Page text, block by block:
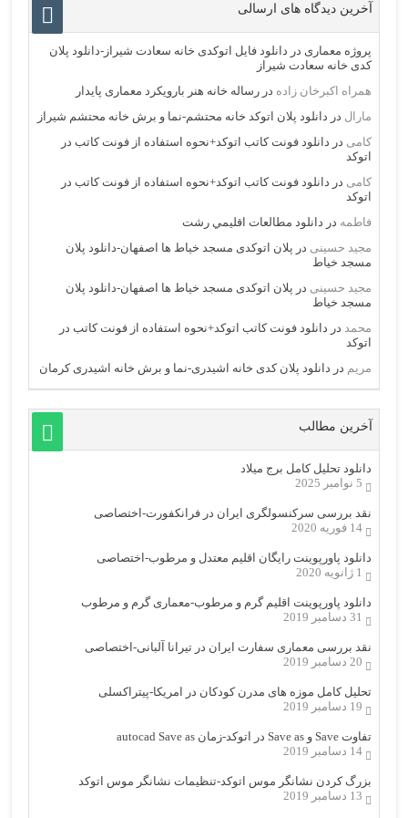
آخرین دیدگاه های ارسالی
پروژه معماری در دانلود فایل اتوکدی خانه سعادت شیراز-دانلود پلان
کدی خانه سعادت شیراز
همراه اکبرخان زاده دررساله خانه هنر بارویکرد معماری پایدار
مارال در دانلود پلان اتوکد خانه محتشم-نما و برش خانه محتشم شیراز
کامی در دانلود فونت کاتب اتوکد+نحوه استفاده از فونت کاتب در
اتوکد
کامی در دانلود فونت کاتب اتوکد+نحوه استفاده از فونت کاتب در
اتوکد
فاطمه در دانلود مطالعات اقليمي رشت
مجید حسینی در پلان اتوکدی مسجد خیاط ها اصفهان-دانلود پلان
مسجد خیاط
مجید حسینی در پلان اتوکدی مسجد خیاط ها اصفهان-دانلود پلان
مسجد خیاط
محمد در دانلود فونت کاتب اتوکد+نحوه استفاده از فونت کاتب در
اتوکد
مریم در دانلود پلان کدی خانه اشیدری-نما و برش خانه اشیدری کرمان
آخرین مطالب
دانلود تحلیل کامل برج میلاد
5 نوامبر 2025
نقد بررسی سرکنسولگری ایران در فرانکفورت-اختصاصی
14 فوریه 2020
دانلود پاورپوینت رایگان اقلیم معتدل و مرطوب-اختصاصی
1 ژانویه 2020
دانلود پاورپوینت اقلیم گرم و مرطوب-معماری گرم و مرطوب
31 دسامبر 2019
نقد بررسی معماری سفارت ایران در تیرانا آلبانی-اختصاصی
20 دسامبر 2019
تحلیل کامل موزه های مدرن کودکان در امریکا-پیتراکسلی
19 دسامبر 2019
تفاوت Save و Save as در اتوکد-زمان autocad Save as
14 دسامبر 2019
بزرگ کردن نشانگر موس اتوکد-تنظیمات نشانگر موس اتوکد
13 دسامبر 2019